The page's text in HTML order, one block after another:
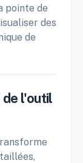
pointe de
des
de
de l'outil